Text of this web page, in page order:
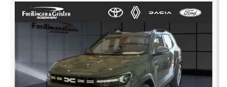
Ende
der
Bildergalerie